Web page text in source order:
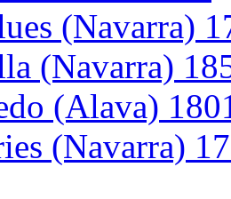
(Navarra)
(Navarra)
(Alava)
(Navarra)